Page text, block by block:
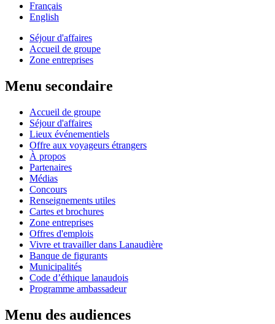
Français
English
Séjour d'affaires
Accueil de groupe
Zone entreprises
Menu secondaire
Accueil de groupe
Séjour d'affaires
Lieux événementiels
Offre aux voyageurs étrangers
À propos
Partenaires
Médias
Concours
Renseignements utiles
Cartes et brochures
Zone entreprises
Offres d'emplois
Vivre et travailler dans Lanaudière
Banque de figurants
Municipalités
Code d’éthique lanaudois
Programme ambassadeur
Menu des audiences